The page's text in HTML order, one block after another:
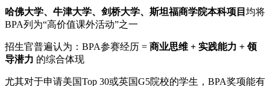
哈佛大学、牛津大学、剑桥大学、斯坦福商学院本科项目 均将
BPA列为“高价值课外活动”之一
招生官普遍认为：BPA参赛经历 = 商业思维 + 实践能力 + 领
导潜力 的综合体现
尤其对于申请美国Top 30或英国G5院校的学生，BPA奖项能有